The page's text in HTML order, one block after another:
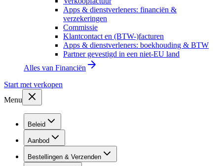
Apps & dienstverleners: financiën &
verzekeringen
Commissie
Klantcontact en (BTW-)facturen
Apps & dienstverleners: boekhouding & BTW
Partner gevestigd in een niet-EU land
Alles van Financiën
Start met verkopen
Menu
Beleid
Aanbod
Bestellingen & Verzenden